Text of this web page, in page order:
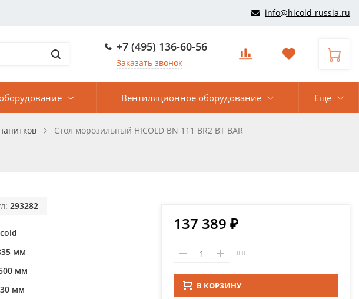
info@hicold-russia.ru
+7 (495) 136-60-56
Заказать звонок
Вентиляционное оборудование Еще
Стол морозильный HICOLD BN 111 BR2 BT BAR
293282
мм
мм
мм
137 389 ₽
шт
В КОРЗИНУ